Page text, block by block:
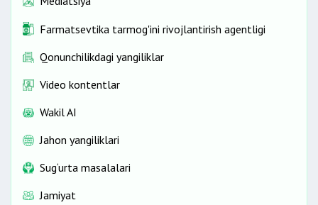
Farmatsevtika tarmog'ini rivojlantirish agentligi
Qonunchilikdagi yangiliklar
Video kontentlar
Wakil AI
Jahon yangiliklari
Sug‘urta masalalari
Jamiyat